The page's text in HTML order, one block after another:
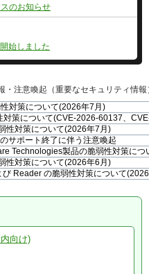
のお知らせ
始しました
・注意喚起（重要なセキュリティ情報
対策について(2026年7月)
対策について(CVE-2026-60137、
性対策について(2026年7月)
サポート終了に伴う注意喚起
Technologies製品の脆弱性対策に
性対策について(2026年6月)
び Reader の脆弱性対策について
性対策について(2026年5月)
PAN-OSの脆弱性対策について(CVE-
ついて(CVE-2026-31431、Copy Fail)
Firewall ASAおよびCisco Secure
び Reader の脆弱性対策について
向け)